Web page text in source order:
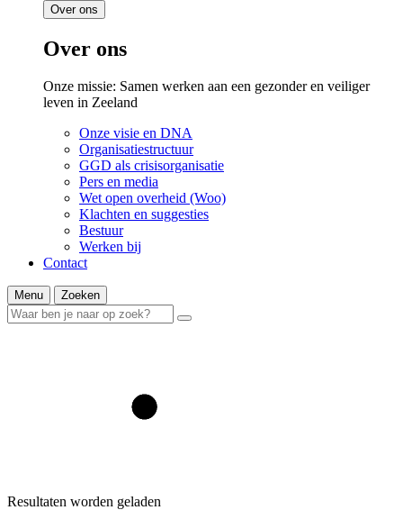
Over ons
Over ons
Onze missie: Samen werken aan een gezonder en veiliger
leven in Zeeland
Onze visie en DNA
Organisatiestructuur
GGD als crisisorganisatie
Pers en media
Wet open overheid (Woo)
Klachten en suggesties
Bestuur
Werken bij
Contact
Menu Zoeken
Resultaten worden geladen